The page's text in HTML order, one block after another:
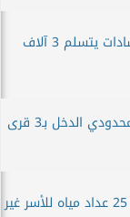
الإسكان : جهاز مدينة السادات يتسلم 3 آلاف
توصيل 1080 عداد مياه لمحدودي الدخل بـ3 قرى
أورمان كفر الشيخ: تركيب 25 عداد مياه للأسر غير